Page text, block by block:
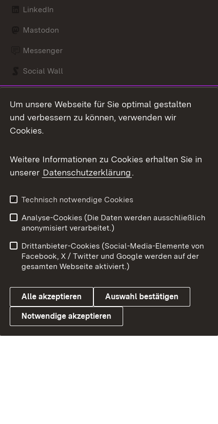
LinkedIn
Mastodon
Messenger
Social Wall
Youtube
Benutzungshinweise
Barrierefreiheit
Um unsere Webseite für Sie optimal gestalten
und verbessern zu können, verwenden wir
Cookies.
Weitere Informationen zu Cookies erhalten Sie in
unserer Datenschutzerklärung.
Technisch notwendige Cookies
Analyse-Cookies (Die Daten werden ausschließlich
anonymisiert verarbeitet.)
Drittanbieter-Cookies (Social-Media-Elemente von
Facebook, X / Twitter und Google werden auf der
gesamten Webseite aktiviert.)
Alle akzeptieren Auswahl bestätigen
Notwendige akzeptieren